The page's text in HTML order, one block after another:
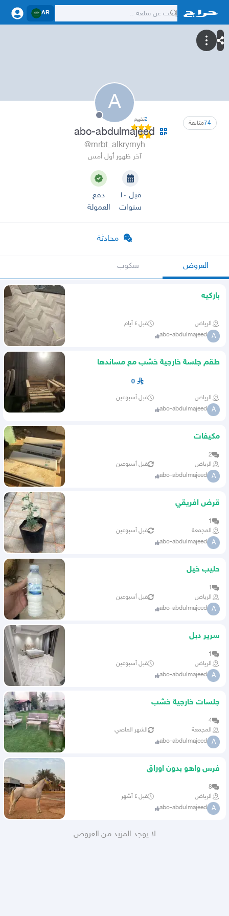
AR
A
74متابعة 2تقييم
abo-abdulmajeed
@mrbt_alkrymyh
آخر ظهور أول أمس
قبل ١٠
سنوات
دفع
العمولة
محادثة
العروض سكوب
باركيه
الرياض قبل ٤ أيام
A
abo-abdulmajeed
طقم جلسة خارجية خشب مع مساندها
0
الرياض قبل أسبوعين
A
abo-abdulmajeed
مكيفات
2
الرياض
قبل أسبوعين
A
abo-abdulmajeed
قرض افريقي
1
المجمعة
قبل أسبوعين
A
abo-abdulmajeed
حليب خيل
1
الرياض
قبل أسبوعين
A
abo-abdulmajeed
سرير دبل
1
الرياض
قبل أسبوعين
A
abo-abdulmajeed
جلسات خارجية خشب
4
المجمعة
الشهر الماضي
A
abo-abdulmajeed
فرس واهو بدون اوراق
8
الرياض
قبل ٤ أشهر
A
abo-abdulmajeed
لا يوجد المزيد من العروض